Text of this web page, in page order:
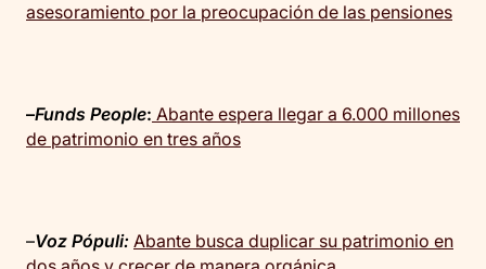
asesoramiento por la preocupación de las pensiones
–Funds People: Abante espera llegar a 6.000 millones
de patrimonio en tres años
–Voz Pópuli: Abante busca duplicar su patrimonio en